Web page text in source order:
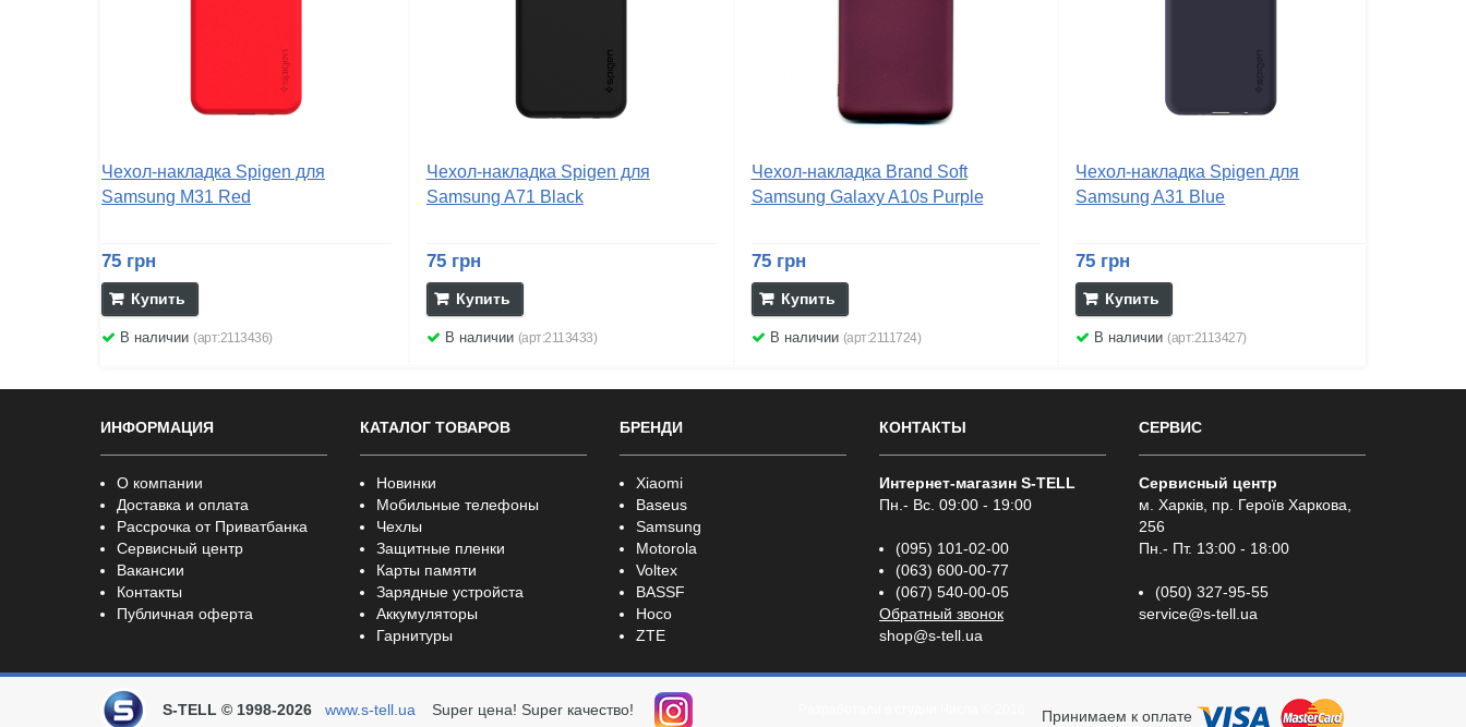
Чехол-накладка Spigen для
Samsung M31 Red
75 грн
Купить
В наличии (арт:2113436)
Чехол-накладка Spigen для
Samsung A71 Black
75 грн
Купить
В наличии (арт:2113433)
Чехол-накладка Brand Soft
Samsung Galaxy A10s Purple
75 грн
Купить
В наличии (арт:2111724)
Чехол-накладка Spigen для
Samsung A31 Blue
75 грн
Купить
В наличии(арт:2113427)
ИНФОРМАЦИЯ
О компании
Доставка и оплата
Рассрочка от Приватбанка
Сервисный центр
Вакансии
Контакты
Публичная оферта
КАТАЛОГ ТОВАРОВ
Новинки
Мобильные телефоны
Чехлы
Защитные пленки
Карты памяти
Зарядные устройста
Аккумуляторы
Гарнитуры
БРЕНДИ
Xiaomi
Baseus
Samsung
Motorola
Voltex
BASSF
Hoco
ZTE
КОНТАКТЫ
Интернет-магазин S-TELL
Пн.- Вс. 09:00 - 19:00
(095) 101-02-00
(063) 600-00-77
(067) 540-00-05
Обратный звонок
shop@s-tell.ua
СЕРВИС
Сервисный центр
м. Харків, пр. Героїв Харкова,
256
Пн.- Пт. 13:00 - 18:00
(050) 327-95-55
service@s-tell.ua
S-TELL © 1998-2026 www.s-tell.ua Super цена! Super качество! Принимаем к оплате